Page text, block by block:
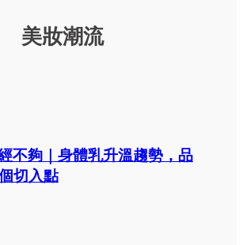
美妝潮流
不夠｜身體乳升溫趨勢，品
切入點